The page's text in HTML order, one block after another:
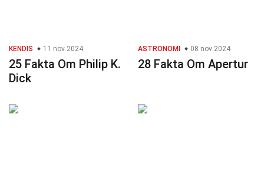
KENDIS 11 nov 2024
25 Fakta Om Philip K.
Dick
ASTRONOMI 08 nov 2024
28 Fakta Om Apertur